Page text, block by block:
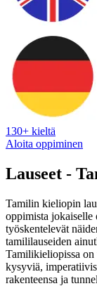
130+ kieltä
Aloita oppiminen
Lauseet -
Tamilin kieliopin
oppimista jokaiselle
työskentelevät
tamililauseiden
Tamilikieliopissa on
kysyviä,
rakenteensa ja